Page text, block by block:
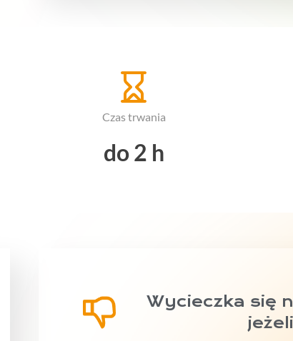
Czas trwania
do 2 h
Wycieczka się